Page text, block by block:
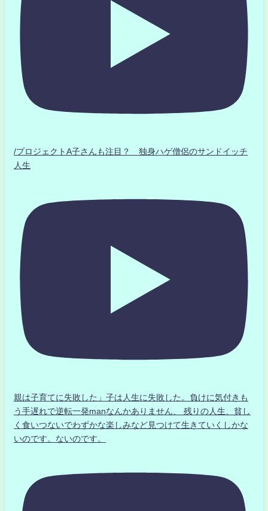
/プロジェクトA子さんも注目？ 独身ハゲ僧侶のサンドイッチ
人生
親は子育てに失敗した」子は人生に失敗した。負けに気付きも
う手遅れで逆転一発manなんかありません、 残りの人生、貧し
く食いつないでわずかな楽しみなど見つけて生きていくしかな
いのです。ないのです。